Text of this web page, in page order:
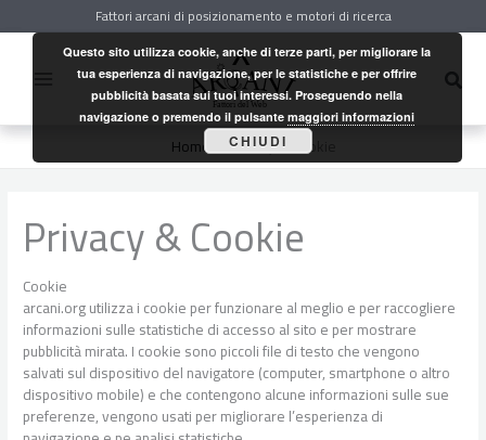
al
Fattori arcani di posizionamento e motori di ricerca
Home Privacy & Cookie
Privacy & Cookie
Cookie
arcani.org utilizza i cookie per funzionare al meglio e per raccogliere
informazioni sulle statistiche di accesso al sito e per mostrare
pubblicità mirata. I cookie sono piccoli file di testo che vengono
salvati sul dispositivo del navigatore (computer, smartphone o altro
dispositivo mobile) e che contengono alcune informazioni sulle sue
preferenze, vengono usati per migliorare l’esperienza di
Questo sito utilizza cookie, anche di terze parti, per migliorare la
tua esperienza di navigazione, per le statistiche e per offrire
pubblicità basata sui tuoi interessi. Proseguendo nella
navigazione o premendo il pulsantemaggiori informazioni
CHIUDI